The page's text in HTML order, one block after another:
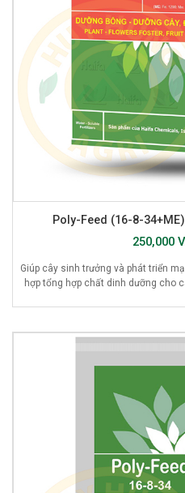
Poly-Feed (16-8-
250,000
Giúp cây sinh trưởng và phát triển
hợp tổng hợp chất dinh dưỡng cho